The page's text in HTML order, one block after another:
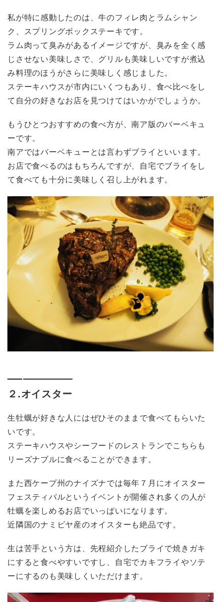
私が特に感動したのは、牛のフィレ肉とラムシャン
ク、スプリングボックステーキです。
ラム肉って臭みがあるイメージですが、臭みを全く感
じさせない美味しさで、グリルも美味しいですが煮込
み料理のほうがさらに美味しく感じました。
ステーキハウスが市内にいくつもあり、食べ比べをし
て自分の好きなお店を見つけてはいかがでしょうか。
もうひとつおすすめの食べ方が、南ア版のバーベキュ
ーです。
南アではバーベキューとは言わずブライといいます。
お店で食べるのはもちろんですが、自宅でブライをし
て食べても十分に美味しく召し上がれます。
２.オイスター
生牡蠣が好きな人にはぜひそのままで食べてもらいた
いです。
ステーキハウスやシーフードのレストランでこちらも
リーズナブルに食べることができます。
また西ケープ州のナイズナでは毎年７月にオイスター
フェスティバルというイベントが開催され多くの人が
牡蠣を楽しめるお店でいっぱいになります。
近隣国のナミビヤ産のオイスターも絶品です。
生は苦手という方は、先程紹介したブライで焼きガキ
にすると食べやすいですし、自宅でカキフライやソテ
ーにするのも美味しくいただけます。